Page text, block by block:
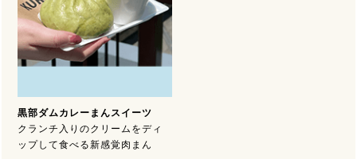
黒部ダムカレーまんスイーツ
クランチ入りのクリームをディ
ップして食べる新感覚肉まん